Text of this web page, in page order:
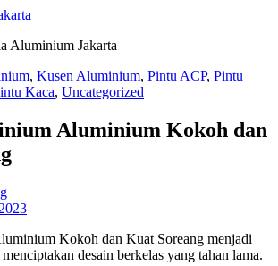
Aluminium Jakarta
, Kusen Aluminium, Pintu ACP, Pintu
Kaca, Uncategorized
Aluminium Kokoh dan
Kokoh dan Kuat Soreang menjadi
desain berkelas yang tahan lama.